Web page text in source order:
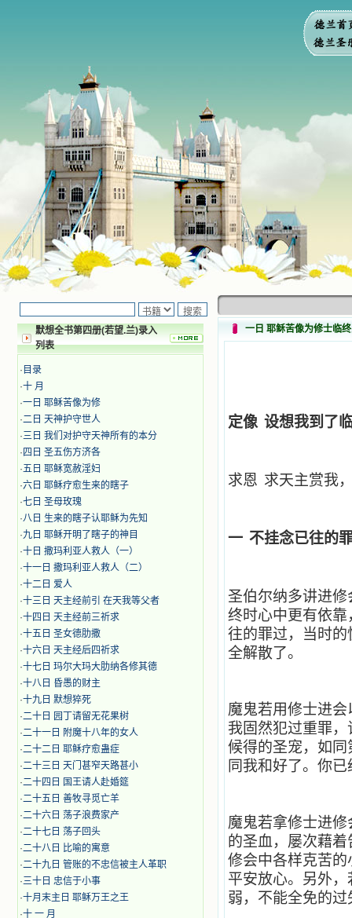
默想全书第四册(若望.兰)录入
列表
· 目录
·十 月
·​​一日 耶稣苦像为修
·二日 天神护守世人
·三日 我们对护守天神所有的本分
· 四日 圣五伤方济各
·五日 耶稣宽赦淫妇
·六日 耶稣疗愈生来的瞎子
·七日 圣母玫瑰
·八日 生来的瞎子认耶稣为先知
·九日 耶稣开明了瞎子的神目
·十日 撒玛利亚人救人（一）
·十一日 撒玛利亚人救人（二）
·十二日 爱人
·十三日 天主经前引 在天我等父者
·十四日 天主经前三祈求
·十五日 圣女德肋撒
·十六日 天主经后四祈求
·十七日 玛尔大玛大肋纳各修其德
·十八日 昏愚的财主
·十九日 默想猝死
·二十日 园丁请留无花果树
·二十一日 附魔十八年的女人
·二十二日 耶稣疗愈蛊症
·二十三日 天门甚窄天路甚小
·二十四日 国王请人赴婚筵
·二十五日 善牧寻觅亡羊
·二十六日 荡子浪费家产
·二十七日 荡子回头
·二十八日 比喻的寓意
·二十九日 管账的不忠信被主人革职
·三十日 忠信于小事
·十月末主日 耶稣万王之王
·十 一 月
一日 耶稣苦像为修士临
定像 设想我到了
求恩 求天主赏我
一 不挂念已往的
圣伯尔纳多讲进
终时心中更有依
往的罪过，当时
全解散了。
魔鬼若用修士进
我固然犯过重罪
候得的圣宠，如
同我和好了。你
魔鬼若拿修士进
的圣血，屡次藉
修会中各样克苦
平安放心。另外
弱，不能全免的